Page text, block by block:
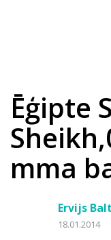
Ēģipte
mma
Ervijs
18.01.2014